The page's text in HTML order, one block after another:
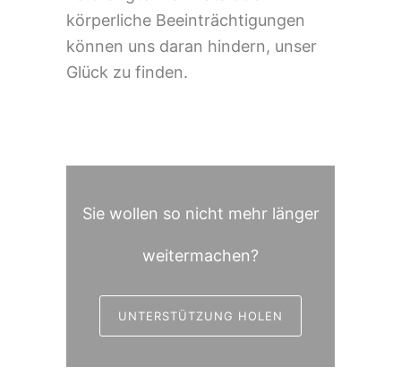
körperliche Beeinträchtigungen
können uns daran hindern, unser
Glück zu finden.
Sie wollen so nicht mehr länger
weitermachen?
UNTERSTÜTZUNG HOLEN